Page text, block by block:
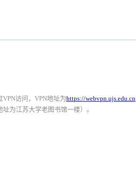
访问，VPN地址为https://webvpn.ujs.edu.cn
为江苏大学老图书馆一楼）。